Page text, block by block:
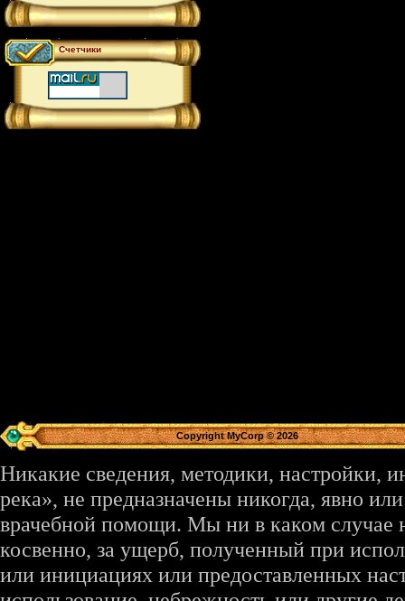
Счетчики
Copyright MyCorp © 2026
Никакие сведения, методики, настройки,
река», не предназначены никогда, явно
врачебной помощи. Мы ни в каком случае
косвенно, за ущерб, полученный при
или инициациях или предоставленных